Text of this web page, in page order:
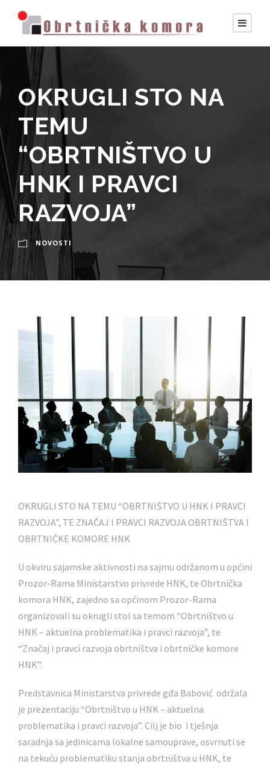
OKRUGLI STO NA
TEMU
“OBRTNIŠTVO U
HNK I PRAVCI
RAZVOJA”
NOVOSTI
OKRUGLI STO NA TEMU “OBRTNIŠTVO U HNK I PRAVCI
RAZVOJA”, TE ZNAČAJ I PRAVCI RAZVOJA OBRTNIŠTVA I
OBRTNIČKE KOMORE HNK
U okviru sajamske aktivnosti na sajmu održanom u općini
Prozor-Rama Ministarstvo privrede HNK, te Obrtnička
komora HNK, zajedno sa općinom Prozor-Rama
organizovali su okrugli stol sa temom “Obrtništvo u
HNK – aktuelna problematika i pravci razvoja”, te
“Značaj i pravci razvoja obrtništva i obrtničke komore
HNK”.
Predstavnica Ministarstva privrede gđa Babović održala
je prezentaciju “Obrtništvo u HNK – aktuelna
problematika i pravci razvoja”. Cilj je bio i tješnja
saradnja sa jedinicama lokalne samouprave, osvrnuti se
na tekuću problematiku stanja obrtništva u HNK, te